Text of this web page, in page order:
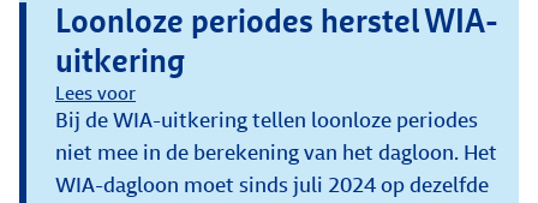
Loonloze periodes herstel WIA-
uitkering
Lees voor
Bij de WIA-uitkering tellen loonloze periodes
niet mee in de berekening van het dagloon. Het
WIA-dagloon moet sinds juli 2024 op dezelfde